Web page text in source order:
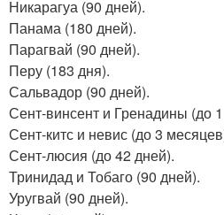
Никарагуа (90 дней).
Панама (180 дней).
Парагвай (90 дней).
Перу (183 дня).
Сальвадор (90 дней).
Сент-винсент и Гренадины (до
Сент-китс и невис (до 3
Сент-люсия (до 42 дней).
Тринидад и Тобаго (90 дней).
Уругвай (90 дней).